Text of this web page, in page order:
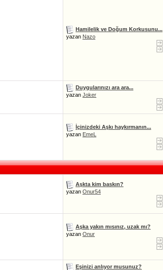
Hamilelik ve Doğum Korkusunu...
yazan Nazo
Duygularınızı ara ara...
yazan Joker
İçinizdeki Aşkı haykırmanın...
yazan EmeL
Aşkta kim baskın?
yazan Onur54
Aşka yakın mısınız, uzak mı?
yazan Onur
Eşinizi anlıyor musunuz?